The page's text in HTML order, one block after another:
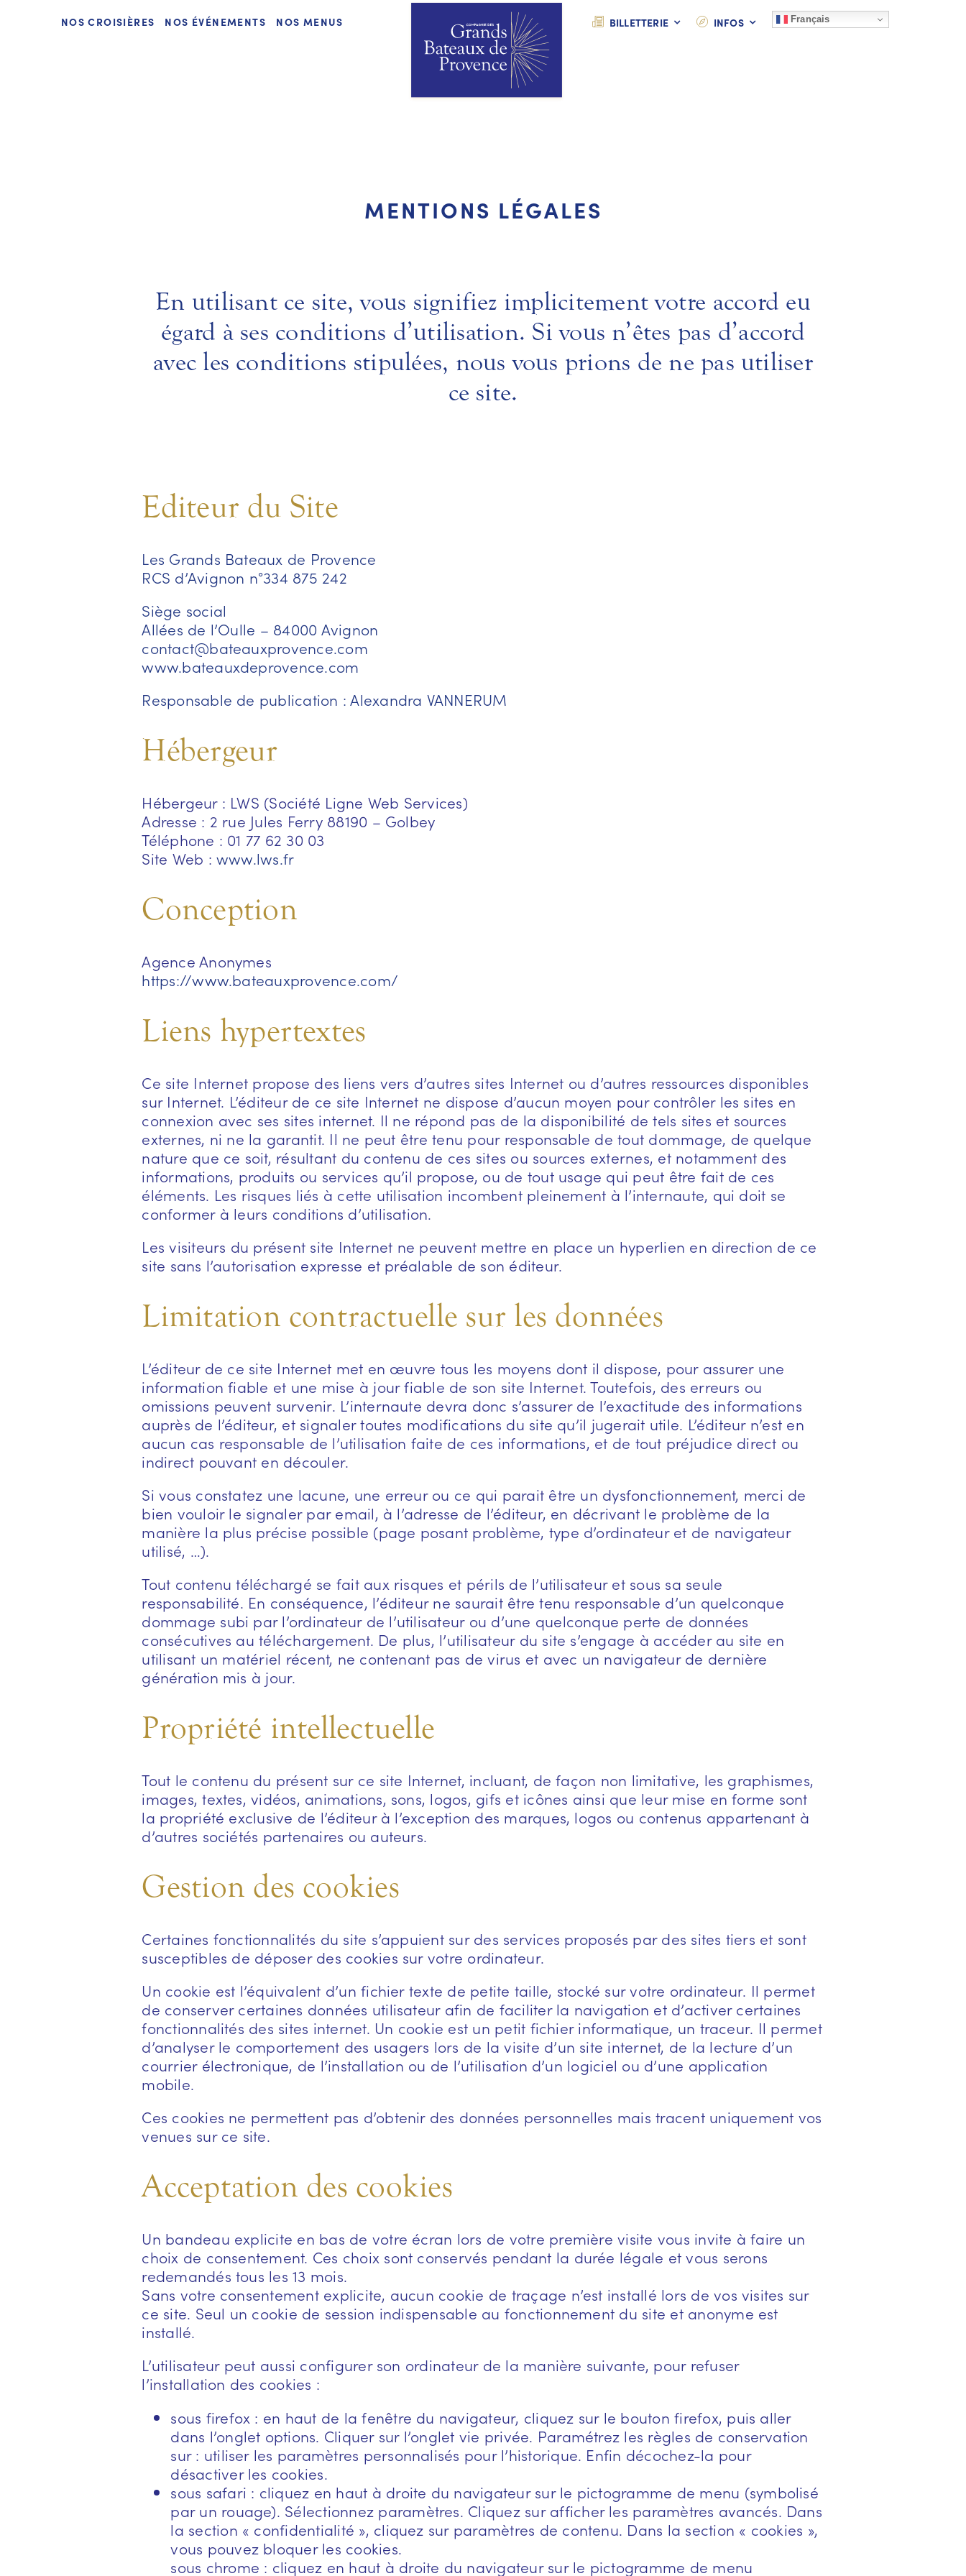
NOS CROISIÈRES NOS ÉVÉNEMENTS NOS MENUS BILLETTERIE INFOS Français
MENTIONS LÉGALES
En utilisant ce site, vous signifiez implicitement votre accord eu
égard à ses conditions d’utilisation. Si vous n’êtes pas d’accord
avec les conditions stipulées, nous vous prions de ne pas utiliser
ce site.
Editeur du Site
Les Grands Bateaux de Provence
RCS d’Avignon n°334 875 242
Siège social
Allées de l’Oulle – 84000 Avignon
contact@bateauxprovence.com
www.bateauxdeprovence.com
Responsable de publication : Alexandra VANNERUM
Hébergeur
Hébergeur : LWS (Société Ligne Web Services)
Adresse : 2 rue Jules Ferry 88190 – Golbey
Téléphone : 01 77 62 30 03
Site Web : www.lws.fr
Conception
Agence Anonymes
https://www.bateauxprovence.com/
Liens hypertextes
Ce site Internet propose des liens vers d’autres sites Internet ou d’autres ressources disponibles
sur Internet. L’éditeur de ce site Internet ne dispose d’aucun moyen pour contrôler les sites en
connexion avec ses sites internet. Il ne répond pas de la disponibilité de tels sites et sources
externes, ni ne la garantit. Il ne peut être tenu pour responsable de tout dommage, de quelque
nature que ce soit, résultant du contenu de ces sites ou sources externes, et notamment des
informations, produits ou services qu’il propose, ou de tout usage qui peut être fait de ces
éléments. Les risques liés à cette utilisation incombent pleinement à l’internaute, qui doit se
conformer à leurs conditions d’utilisation.
Les visiteurs du présent site Internet ne peuvent mettre en place un hyperlien en direction de ce
site sans l’autorisation expresse et préalable de son éditeur.
Limitation contractuelle sur les données
L’éditeur de ce site Internet met en œuvre tous les moyens dont il dispose, pour assurer une
information fiable et une mise à jour fiable de son site Internet. Toutefois, des erreurs ou
omissions peuvent survenir. L’internaute devra donc s’assurer de l’exactitude des informations
auprès de l’éditeur, et signaler toutes modifications du site qu’il jugerait utile. L’éditeur n’est en
aucun cas responsable de l’utilisation faite de ces informations, et de tout préjudice direct ou
indirect pouvant en découler.
Si vous constatez une lacune, une erreur ou ce qui parait être un dysfonctionnement, merci de
bien vouloir le signaler par email, à l’adresse de l’éditeur, en décrivant le problème de la
manière la plus précise possible (page posant problème, type d’ordinateur et de navigateur
utilisé, …).
Tout contenu téléchargé se fait aux risques et périls de l’utilisateur et sous sa seule
responsabilité. En conséquence, l’éditeur ne saurait être tenu responsable d’un quelconque
dommage subi par l’ordinateur de l’utilisateur ou d’une quelconque perte de données
consécutives au téléchargement. De plus, l’utilisateur du site s’engage à accéder au site en
utilisant un matériel récent, ne contenant pas de virus et avec un navigateur de dernière
génération mis à jour.
Propriété intellectuelle
Tout le contenu du présent sur ce site Internet, incluant, de façon non limitative, les graphismes,
images, textes, vidéos, animations, sons, logos, gifs et icônes ainsi que leur mise en forme sont
la propriété exclusive de l’éditeur à l’exception des marques, logos ou contenus appartenant à
d’autres sociétés partenaires ou auteurs.
Gestion des cookies
Certaines fonctionnalités du site s’appuient sur des services proposés par des sites tiers et sont
susceptibles de déposer des cookies sur votre ordinateur.
Un cookie est l’équivalent d’un fichier texte de petite taille, stocké sur votre ordinateur. Il permet
de conserver certaines données utilisateur afin de faciliter la navigation et d’activer certaines
fonctionnalités des sites internet. Un cookie est un petit fichier informatique, un traceur. Il permet
d’analyser le comportement des usagers lors de la visite d’un site internet, de la lecture d’un
courrier électronique, de l’installation ou de l’utilisation d’un logiciel ou d’une application
mobile.
Ces cookies ne permettent pas d’obtenir des données personnelles mais tracent uniquement vos
venues sur ce site.
Acceptation des cookies
Un bandeau explicite en bas de votre écran lors de votre première visite vous invite à faire un
choix de consentement. Ces choix sont conservés pendant la durée légale et vous serons
redemandés tous les 13 mois.
Sans votre consentement explicite, aucun cookie de traçage n’est installé lors de vos visites sur
ce site. Seul un cookie de session indispensable au fonctionnement du site et anonyme est
installé.
L’utilisateur peut aussi configurer son ordinateur de la manière suivante, pour refuser
l’installation des cookies :
sous firefox : en haut de la fenêtre du navigateur, cliquez sur le bouton firefox, puis aller
dans l’onglet options. Cliquer sur l’onglet vie privée. Paramétrez les règles de conservation
sur : utiliser les paramètres personnalisés pour l’historique. Enfin décochez-la pour
désactiver les cookies.
sous safari : cliquez en haut à droite du navigateur sur le pictogramme de menu (symbolisé
par un rouage). Sélectionnez paramètres. Cliquez sur afficher les paramètres avancés. Dans
la section « confidentialité », cliquez sur paramètres de contenu. Dans la section « cookies »,
vous pouvez bloquer les cookies.
sous chrome : cliquez en haut à droite du navigateur sur le pictogramme de menu